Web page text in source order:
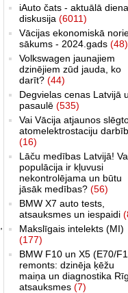
iAuto čats - aktuālā
diskusija (6011)
Vācijas ekonomiskā
sākums - 2024.gads (48)
Volkswagen jaunajiem
dzinējiem zūd jauda, ko
darīt? (44)
Degvielas cenas Latvijā
pasaulē (535)
Vai Vācija atjaunos
atomelektrostaciju
(16)
Lāču medības Latvijā!
populācija ir kļuvusi
nekontrolējama un būtu
jāsāk medības? (56)
BMW X7 auto tests,
atsauksmes un iespaidi
Makslīgais intelekts (MI)
(177)
BMW F10 un X5 (E70/
remonts: dzinēja ķēžu
maiņa un diagnostika
atsauksmes (7)